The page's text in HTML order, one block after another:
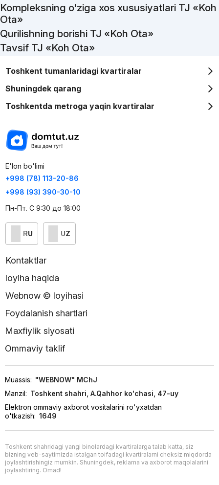
Kompleksning o'ziga xos xususiyatlari TJ «Koh
Ota»
Qurilishning borishi TJ «Koh Ota»
Tavsif TJ «Koh Ota»
Toshkent tumanlaridagi kvartiralar
Shuningdek qarang
Toshkentda metroga yaqin kvartiralar
E'lon bo'limi
+998 (78) 113-20-86
+998 (93) 390-30-10
Пн-Пт. С 9:30 до 18:00
RU UZ
Kontaktlar
loyiha haqida
Webnow © loyihasi
Foydalanish shartlari
Maxfiylik siyosati
Ommaviy taklif
Muassis: "WEBNOW" MChJ
Manzil: Toshkent shahri, A.Qahhor ko'chasi, 47-uy
Elektron ommaviy axborot vositalarini ro'yxatdan
o'tkazish: 1649
Toshkent shahridagi yangi binolardagi kvartiralarga talab katta, siz
bizning veb-saytimizda istalgan toifadagi kvartiralarni cheksiz miqdorda
joylashtirishingiz mumkin. Shuningdek, reklama va axborot maqolalarini
joylashtiring. Omad!